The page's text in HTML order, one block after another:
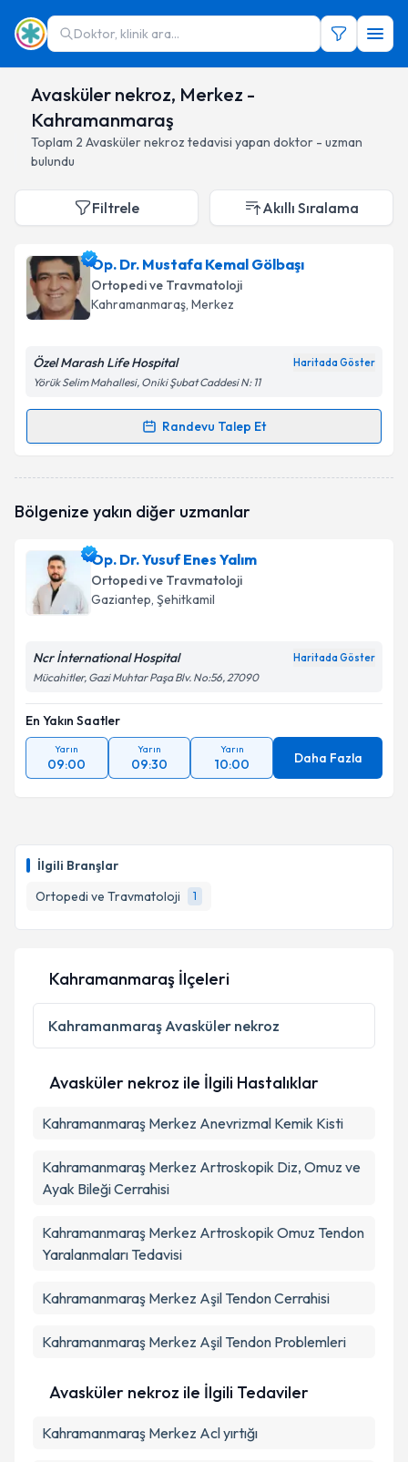
Doktor, klinik ara...
Avasküler nekroz, Merkez -
Kahramanmaraş
Toplam 2 Avasküler nekroz tedavisi yapan doktor - uzman
bulundu
İlgili Branşlar
Ortopedi ve Travmatoloji
1
Filtrele Akıllı Sıralama
Op. Dr. Mustafa Kemal Gölbaşı
Ortopedi ve Travmatoloji
Kahramanmaraş, Merkez
Özel Marash Life Hospital Haritada Göster
Yörük Selim Mahallesi, Oniki Şubat Caddesi N: 11
Randevu Talep Et
Randevu Takvimi Talebi
talebi oluşturun. Size bu uzmandan randevu almanız
bilgilendireceğiz.
E-posta Adresiniz
Kişisel verilerimin işlenmesine ilişkin
kapsamda işlenmesini kabul ediyorum.
Takvim Talebini Gönder
Bölgenize yakın diğer uzmanlar
Op. Dr. Yusuf Enes Yalım
Ortopedi ve Travmatoloji
Gaziantep, Şehitkamil
Ncr İnternational Hospital Haritada Göster
Mücahitler, Gazi Muhtar Paşa Blv. No:56, 27090
En Yakın Saatler
Yarın
09:00
Yarın
09:30
Yarın
10:00 Daha Fazla
Kahramanmaraş İlçeleri
Kahramanmaraş Avasküler nekroz
Avasküler nekroz ile İlgili Hastalıklar
Kahramanmaraş Merkez Anevrizmal Kemik Kisti
Kahramanmaraş Merkez Artroskopik Diz, Omuz ve
Ayak Bileği Cerrahisi
Kahramanmaraş Merkez Artroskopik Omuz Tendon
Yaralanmaları Tedavisi
Kahramanmaraş Merkez Aşil Tendon Cerrahisi
Kahramanmaraş Merkez Aşil Tendon Problemleri
Avasküler nekroz ile İlgili Tedaviler
Kahramanmaraş Merkez Acl yırtığı